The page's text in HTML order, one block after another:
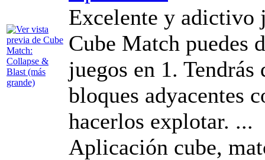
Excelente y adictivo
Cube Match puedes
juegos en 1.
bloques adyacentes
hacerlos explotar. ...
Aplicación cube,